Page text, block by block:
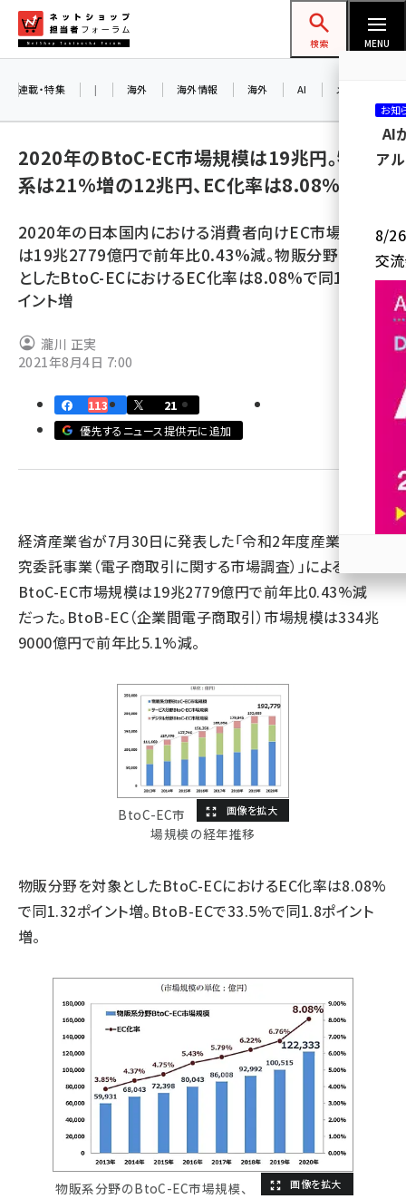
ン
ネットショップ担当者フォーラム
検索 MENU
yahoo (1896)
楽天 (1865)
ecbeing (1204)
アスクル (1112)
base (1068)
ビィ・フォアード (769)
revico (737)
連載・特集 | 海外 海外情報 海外 AI メタバース
2020年のBtoC-EC市場規模は19兆円。物販
系は21%増の12兆円、EC化率は8.08%
2020年の日本国内における消費者向けEC市場規模
は19兆2779億円で前年比0.43%減。物販分野を対象
としたBtoC-ECにおけるEC化率は8.08%で同1.32ポ
イント増
瀧川 正実
2021年8月4日 7:00
113
21
優先するニュース提供元に追加
経済産業省が7月30日に発表した「令和2年度産業経済研
究委託事業（電子商取引に関する市場調査）」によると、
BtoC-EC市場規模は19兆2779億円で前年比0.43%減
だった。BtoB-EC（企業間電子商取引）市場規模は334兆
9000億円で前年比5.1%減。
BtoC-EC市
場規模の経年推移
物販分野を対象としたBtoC-ECにおけるEC化率は8.08%
で同1.32ポイント増。BtoB-ECで33.5%で同1.8ポイント
増。
物販系分野のBtoC-EC市場規模、
お知
AI
ア
8/26
交
参